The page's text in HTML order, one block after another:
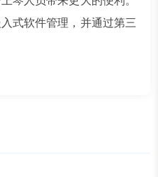
式软件管理，并通过第三